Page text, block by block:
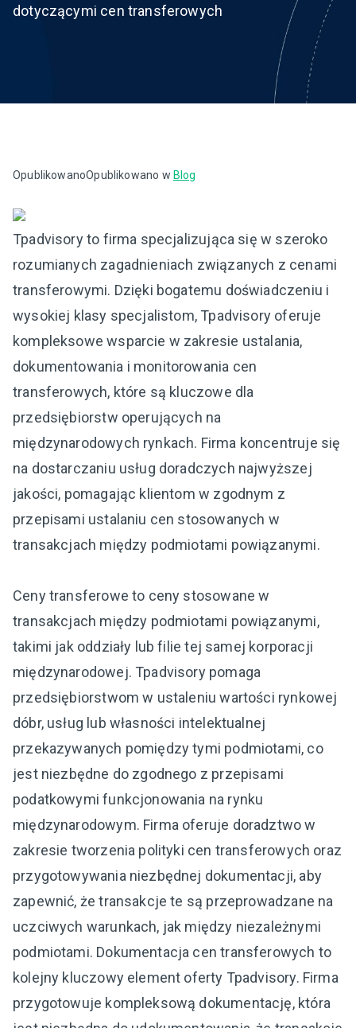
dotyczącymi cen transferowych
OpublikowanoOpublikowano w Blog
Tpadvisory to firma specjalizująca się w szeroko
rozumianych zagadnieniach związanych z cenami
transferowymi. Dzięki bogatemu doświadczeniu i
wysokiej klasy specjalistom, Tpadvisory oferuje
kompleksowe wsparcie w zakresie ustalania,
dokumentowania i monitorowania cen
transferowych, które są kluczowe dla
przedsiębiorstw operujących na
międzynarodowych rynkach. Firma koncentruje się
na dostarczaniu usług doradczych najwyższej
jakości, pomagając klientom w zgodnym z
przepisami ustalaniu cen stosowanych w
transakcjach między podmiotami powiązanymi.
Ceny transferowe to ceny stosowane w
transakcjach między podmiotami powiązanymi,
takimi jak oddziały lub filie tej samej korporacji
międzynarodowej. Tpadvisory pomaga
przedsiębiorstwom w ustaleniu wartości rynkowej
dóbr, usług lub własności intelektualnej
przekazywanych pomiędzy tymi podmiotami, co
jest niezbędne do zgodnego z przepisami
podatkowymi funkcjonowania na rynku
międzynarodowym. Firma oferuje doradztwo w
zakresie tworzenia polityki cen transferowych oraz
przygotowywania niezbędnej dokumentacji, aby
zapewnić, że transakcje te są przeprowadzane na
uczciwych warunkach, jak między niezależnymi
podmiotami. Dokumentacja cen transferowych to
kolejny kluczowy element oferty Tpadvisory. Firma
przygotowuje kompleksową dokumentację, która